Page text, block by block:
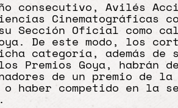
consecutivo, Avilés
Cinematográficas
Sección Oficial como
De este modo, los
categoría, además
Premios Goya, habrán
de un premio
haber competido en la